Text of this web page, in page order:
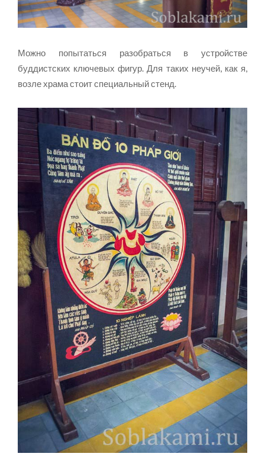
Можно попытаться разобраться в устройстве
буддистских ключевых фигур. Для таких неучей, как я,
возле храма стоит специальный стенд.